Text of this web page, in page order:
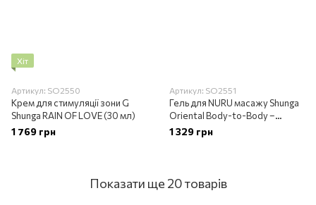
Хіт
Артикул: SO2550
Крем для стимуляції зони G
Shunga RAIN OF LOVE (30 мл)
1 769 грн
Артикул: SO2551
Гель для NURU масажу Shunga
Oriental Body-to-Body –
Sparkling Strawberry Wine
1 329 грн
Показати ще 20 товарів